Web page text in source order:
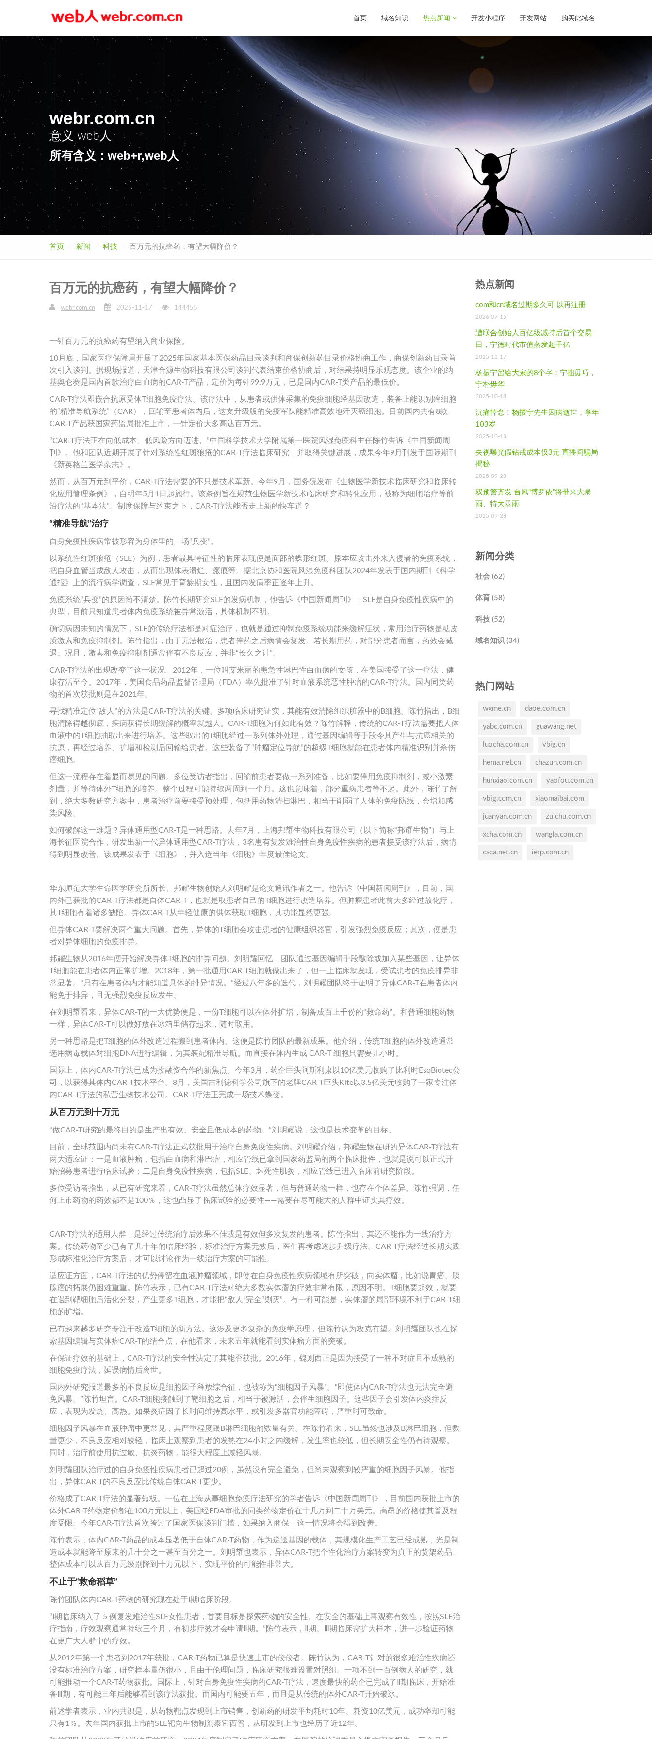
首页 域名知识 热点新闻 开发小程序 开发网站 购买此域名
webr.com.cn
意义
web+r
所有含义：web+r,web人
首页 新闻 科技 百万元的抗癌药，有望大幅降价？
百万元的抗癌药，有望大幅降价？
webr.com.cn 2025-11-17 144455
一针百万元的抗癌药有望纳入商业保险。
10月底，国家医疗保障局开展了2025年国家基本医保药品目录谈判和商保创新药目录价格协商工作，商保创新药目录首
次引入谈判。据现场报道，天津合源生物科技有限公司谈判代表结束价格协商后，对结果持明显乐观态度。该企业的纳
基奥仑赛是国内首款治疗白血病的CAR-T产品，定价为每针99.9万元，已是国内CAR-T类产品的最低价。
CAR-T疗法即嵌合抗原受体T细胞免疫疗法。该疗法中，从患者或供体采集的免疫细胞经基因改造，装备上能识别癌细胞
的“精准导航系统”（CAR），回输至患者体内后，这支升级版的免疫军队能精准高效地歼灭癌细胞。目前国内共有8款
CAR-T产品获国家药监局批准上市，一针定价大多高达百万元。
“CAR-T疗法正在向低成本、低风险方向迈进。”中国科学技术大学附属第一医院风湿免疫科主任陈竹告诉《中国新闻周
刊》。他和团队近期开展了针对系统性红斑狼疮的CAR-T疗法临床研究，并取得关键进展，成果今年9月刊发于国际期刊
《新英格兰医学杂志》。
然而，从百万元到平价，CAR-T疗法需要的不只是技术革新。今年9月，国务院发布《生物医学新技术临床研究和临床转
化应用管理条例》，自明年5月1日起施行。该条例旨在规范生物医学新技术临床研究和转化应用，被称为细胞治疗等前
沿疗法的“基本法”。制度保障与约束之下，CAR-T疗法能否走上新的快车道？
“精准导航”治疗
自身免疫性疾病常被形容为身体里的一场“兵变”。
以系统性红斑狼疮（SLE）为例，患者最具特征性的临床表现便是面部的蝶形红斑。原本应攻击外来入侵者的免疫系统，
把自身血管当成敌人攻击，从而出现体表溃烂、瘢痕等。据北京协和医院风湿免疫科团队2024年发表于国内期刊《科学
通报》上的流行病学调查，SLE常见于育龄期女性，且国内发病率正逐年上升。
免疫系统“兵变”的原因尚不清楚。陈竹长期研究SLE的发病机制，他告诉《中国新闻周刊》，SLE是自身免疫性疾病中的
典型，目前只知道患者体内免疫系统被异常激活，具体机制不明。
确切病因未知的情况下，SLE的传统疗法都是对症治疗，也就是通过抑制免疫系统功能来缓解症状，常用治疗药物是糖皮
质激素和免疫抑制剂。陈竹指出，由于无法根治，患者停药之后病情会复发。若长期用药，对部分患者而言，药效会减
退。况且，激素和免疫抑制剂通常伴有不良反应，并非“长久之计”。
CAR-T疗法的出现改变了这一状况。2012年，一位叫艾米丽的患急性淋巴性白血病的女孩，在美国接受了这一疗法，健
康存活至今。2017年，美国食品药品监督管理局（FDA）率先批准了针对血液系统恶性肿瘤的CAR-T疗法。国内同类药
物的首次获批则是在2021年。
寻找精准定位“敌人”的方法是CAR-T疗法的关键。多项临床研究证实，其能有效清除组织脏器中的B细胞。陈竹指出，B细
胞清除得越彻底，疾病获得长期缓解的概率就越大。CAR-T细胞为何如此有效？陈竹解释，传统的CAR-T疗法需要把人体
血液中的T细胞抽取出来进行培养。这些取出的T细胞经过一系列体外处理，通过基因编辑等手段令其产生与抗癌相关的
抗原，再经过培养、扩增和检测后回输给患者。这些装备了“肿瘤定位导航”的超级T细胞就能在患者体内精准识别并杀伤
癌细胞。
但这一流程存在着显而易见的问题。多位受访者指出，回输前患者要做一系列准备，比如要停用免疫抑制剂，减小激素
剂量，并等待体外T细胞的培养。整个过程可能持续两周到一个月。这也意味着，部分重病患者等不起。此外，陈竹了解
到，绝大多数研究方案中，患者治疗前要接受预处理，包括用药物清扫淋巴，相当于削弱了人体的免疫防线，会增加感
染风险。
如何破解这一难题？异体通用型CAR-T是一种思路。去年7月，上海邦耀生物科技有限公司（以下简称“邦耀生物”）与上
海长征医院合作，研发出新一代异体通用型CAR-T疗法，3名患有复发难治性自身免疫性疾病的患者接受该疗法后，病情
得到明显改善。该成果发表于《细胞》，并入选当年《细胞》年度最佳论文。
华东师范大学生命医学研究所所长、邦耀生物创始人刘明耀是论文通讯作者之一。他告诉《中国新闻周刊》，目前，国
内外已获批的CAR-T疗法都是自体CAR-T，也就是取患者自己的T细胞进行改造培养。但肿瘤患者此前大多经过放化疗，
其T细胞有着诸多缺陷。异体CAR-T从年轻健康的供体获取T细胞，其功能显然更强。
但异体CAR-T要解决两个重大问题。首先，异体的T细胞会攻击患者的健康组织器官，引发强烈免疫反应；其次，便是患
者对异体细胞的免疫排异。
邦耀生物从2016年便开始解决异体T细胞的排异问题。刘明耀回忆，团队通过基因编辑手段敲除或加入某些基因，让异体
T细胞能在患者体内正常扩增。2018年，第一批通用CAR-T细胞就做出来了，但一上临床就发现，受试患者的免疫排异非
常显著。“只有在患者体内才能知道具体的排异情况。”经过八年多的迭代，刘明耀团队终于证明了异体CAR-T在患者体内
能免于排异，且无强烈免疫反应发生。
在刘明耀看来，异体CAR-T的一大优势便是，一份T细胞可以在体外扩增，制备成百上千份的“救命药”。和普通细胞药物
一样，异体CAR-T可以做好放在冰箱里储存起来，随时取用。
另一种思路是把T细胞的体外改造过程搬到患者体内。这便是陈竹团队的最新成果。他介绍，传统T细胞的体外改造通常
选用病毒载体对细胞DNA进行编辑，为其装配精准导航。而直接在体内生成 CAR-T 细胞只需要几小时。
国际上，体内CAR-T疗法已成为投融资合作的新焦点。今年3月，药企巨头阿斯利康以10亿美元收购了比利时EsoBiotec公
司，以获得其体内CAR-T技术平台。8月，美国吉利德科学公司旗下的老牌CAR-T巨头Kite以3.5亿美元收购了一家专注体
内CAR-T疗法的私营生物技术公司。CAR-T疗法正完成一场技术蝶变。
从百万元到十万元
“做CAR-T研究的最终目的是生产出有效、安全且低成本的药物。”刘明耀说，这也是技术变革的目标。
目前，全球范围内尚未有CAR-T疗法正式获批用于治疗自身免疫性疾病。刘明耀介绍，邦耀生物在研的异体CAR-T疗法有
两大适应证：一是血液肿瘤，包括白血病和淋巴瘤，相应管线已拿到国家药监局的两个临床批件，也就是说可以正式开
始招募患者进行临床试验；二是自身免疫性疾病，包括SLE、坏死性肌炎，相应管线已进入临床前研究阶段。
多位受访者指出，从已有研究来看，CAR-T疗法虽然总体疗效显著，但与普通药物一样，也存在个体差异。陈竹强调，任
何上市药物的药效都不是100％，这也凸显了临床试验的必要性——需要在尽可能大的人群中证实其疗效。
CAR-T疗法的适用人群，是经过传统治疗后效果不佳或是有效但多次复发的患者。陈竹指出，其还不能作为一线治疗方
案。传统药物至少已有了几十年的临床经验，标准治疗方案无效后，医生再考虑逐步升级疗法。CAR-T疗法经过长期实践
形成标准化治疗方案后，才可以讨论作为一线治疗方案的可能性。
适应证方面，CAR-T疗法的优势停留在血液肿瘤领域，即使在自身免疫性疾病领域有所突破，向实体瘤，比如说胃癌、胰
腺癌的拓展仍困难重重。陈竹表示，已有CAR-T疗法对绝大多数实体瘤的疗效非常有限，原因不明。T细胞要起效，就要
在遇到靶细胞后活化分裂，产生更多T细胞，才能把“敌人”完全“剿灭”。有一种可能是，实体瘤的局部环境不利于CAR-T细
胞的扩增。
已有越来越多研究专注于改造T细胞的新方法。这涉及更多复杂的免疫学原理，但陈竹认为攻克有望。刘明耀团队也在探
索基因编辑与实体瘤CAR-T的结合点，在他看来，未来五年就能看到实体瘤方面的突破。
在保证疗效的基础上，CAR-T疗法的安全性决定了其能否获批。2016年，魏则西正是因为接受了一种不对症且不成熟的
细胞免疫疗法，延误病情后离世。
国内外研究报道最多的不良反应是细胞因子释放综合征，也被称为“细胞因子风暴”。“即使体内CAR-T疗法也无法完全避
免风暴。”陈竹坦言。CAR-T细胞接触到了靶细胞之后，相当于被激活，会伴生细胞因子。这些因子会引发体内炎症反
应，表现为发烧、高热。如果炎症因子长时间维持高水平，或引发多器官功能障碍，严重时可致命。
细胞因子风暴在血液肿瘤中更常见，其严重程度跟B淋巴细胞的数量有关。在陈竹看来，SLE虽然也涉及B淋巴细胞，但数
量更少，不良反应相对较轻，临床上观察到患者的发热在24小时之内缓解，发生率也较低，但长期安全性仍有待观察。
同时，治疗前使用抗过敏、抗炎药物，能很大程度上减轻风暴。
刘明耀团队治疗过的自身免疫性疾病患者已超过20例，虽然没有完全避免，但尚未观察到较严重的细胞因子风暴。他指
出，异体CAR-T的不良反应比传统自体CAR-T更少。
价格成了CAR-T疗法的显著短板。一位在上海从事细胞免疫疗法研究的学者告诉《中国新闻周刊》，目前国内获批上市的
体外CAR-T药物定价都在100万元以上，美国经FDA审批的同类药物定价在十几万到二十万美元。高昂的价格使其普及程
度受限。今年CAR-T疗法首次跨过了国家医保谈判门槛，如果纳入商保，这一情况将会得到改善。
陈竹表示，体内CAR-T药品的成本显著低于自体CAR-T药物，作为递送基因的载体，其规模化生产工艺已经成熟，光是制
造成本就能降至原来的几十分之一甚至百分之一。刘明耀也表示，异体CAR-T把个性化治疗方案转变为真正的货架药品，
整体成本可以从百万元级别降到十万元以下，实现平价的可能性非常大。
不止于“救命稻草”
陈竹团队体内CAR-T药物的研究现在处于I期临床阶段。
“I期临床纳入了 5 例复发难治性SLE女性患者，首要目标是探索药物的安全性。在安全的基础上再观察有效性，按照SLE治
疗指南，疗效观察通常持续三个月，有初步疗效才会申请Ⅱ期。”陈竹表示，Ⅱ期、Ⅲ期临床需扩大样本，进一步验证药物
在更广大人群中的疗效。
从2012年第一个患者到2017年获批，CAR-T药物已算是快速上市的佼佼者。陈竹认为，CAR-T针对的很多难治性疾病还
没有标准治疗方案，研究样本量仍很小，且由于伦理问题，临床研究很难设置对照组。一项不到一百例病人的研究，就
可能推动一个CAR-T药物获批。国际上，针对自身免疫性疾病的CAR-T疗法，速度最快的药企已完成了Ⅱ期临床，开始准
备Ⅲ期，有可能三年后能够看到该疗法获批。而国内可能要五年，而且是从传统的体外CAR-T开始破冰。
前述学者表示，业内共识是，从药物靶点发现到上市销售，创新药的研发平均耗时10年、耗资10亿美元，成功率却可能
只有1％。去年国内获批上市的SLE靶向生物制剂泰它西普，从研发到上市也经历了近12年。
热点新闻
com和cn域名过期多久可 以再注册
2026-07-15
遭联合创始人百亿级减持后首个交易
日，宁德时代市值蒸发超千亿
2025-11-17
杨振宁留给大家的8个字：宁拙毋巧，
宁朴毋华
2025-10-18
沉痛悼念！杨振宁先生因病逝世，享年
103岁
2025-10-18
央视曝光假钻戒成本仅3元 直播间骗局
揭秘
2025-09-28
双预警齐发 台风“博罗依”将带来大暴
雨、特大暴雨
2025-09-28
新闻分类
社会 (62)
体育 (58)
科技 (52)
域名知识 (34)
热门网站
wxme.cn daoe.com.cn
yabc.com.cn guawang.net
luocha.com.cn vbig.cn
hema.net.cn chazun.com.cn
hunxiao.com.cn yaofou.com.cn
vbig.com.cn xiaomaibai.com
juanyan.com.cn zuichu.com.cn
xcha.com.cn wangla.com.cn
caca.net.cn ierp.com.cn